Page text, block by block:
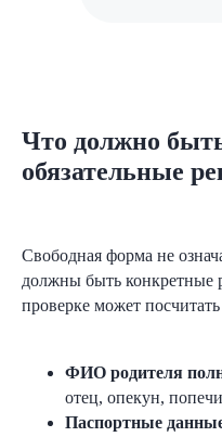
Что должно
обязательные
Свободная форма не
должны быть конкретные
проверке может
ФИО родителя
отец, опекун,
Паспортные